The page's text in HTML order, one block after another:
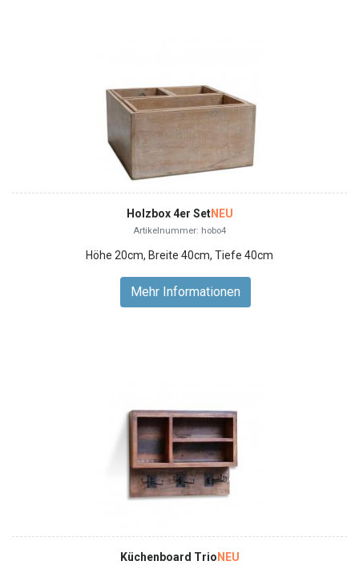
Holzbox 4er SetNEU
Artikelnummer: hobo4
Höhe 20cm, Breite 40cm, Tiefe 40cm
Mehr Informationen
Küchenboard Trio NEU